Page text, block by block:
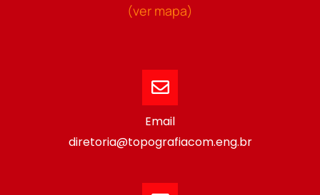
(ver mapa)
Email
diretoria@topografiacom.eng.br